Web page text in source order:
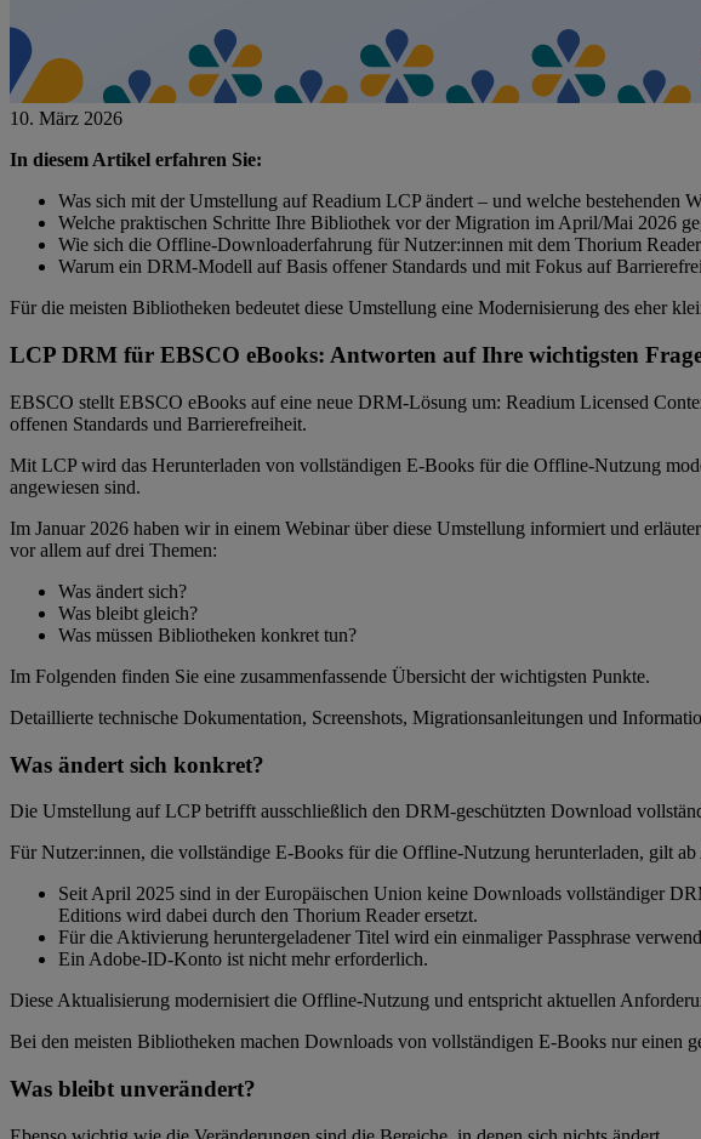
10. März 2026
In diesem Artikel erfahren Sie:
Was sich mit der Umstellung auf Readium LCP ändert – und welche bestehenden
Welche praktischen Schritte Ihre Bibliothek vor der Migration im April/Mai 2026
Wie sich die Offline-Downloaderfahrung für Nutzer:innen mit dem Thorium
Warum ein DRM-Modell auf Basis offener Standards und mit Fokus auf
Für die meisten Bibliotheken bedeutet diese Umstellung eine Modernisierung des eher
LCP DRM für EBSCO eBooks: Antworten auf Ihre wichtigsten
EBSCO stellt EBSCO eBooks auf eine neue DRM-Lösung um: Readium Licensed
offenen Standards und Barrierefreiheit.
Mit LCP wird das Herunterladen von vollständigen E-Books für die Offline-Nutzung
angewiesen sind.
Im Januar 2026 haben wir in einem Webinar über diese Umstellung informiert und
vor allem auf drei Themen:
Was ändert sich?
Was bleibt gleich?
Was müssen Bibliotheken konkret tun?
Im Folgenden finden Sie eine zusammenfassende Übersicht der wichtigsten Punkte.
Detaillierte technische Dokumentation, Screenshots, Migrationsanleitungen und
Was ändert sich konkret?
Die Umstellung auf LCP betrifft ausschließlich den DRM-geschützten Download
Für Nutzer:innen, die vollständige E-Books für die Offline-Nutzung herunterladen, gilt
Seit April 2025 sind in der Europäischen Union keine Downloads vollständiger
Editions wird dabei durch den Thorium Reader ersetzt.
Für die Aktivierung heruntergeladener Titel wird ein einmaliger Passphrase
Ein Adobe-ID-Konto ist nicht mehr erforderlich.
Diese Aktualisierung modernisiert die Offline-Nutzung und entspricht aktuellen
Bei den meisten Bibliotheken machen Downloads von vollständigen E-Books nur einen
Was bleibt unverändert?